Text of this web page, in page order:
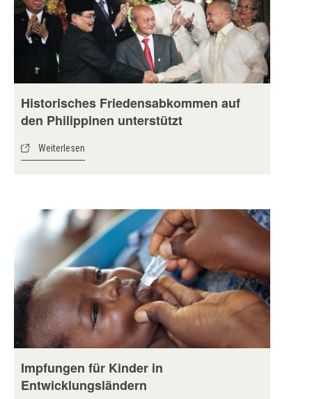
Historisches Friedensabkommen auf
den Philippinen unterstützt
Weiterlesen
Impfungen für Kinder in
Entwicklungsländern